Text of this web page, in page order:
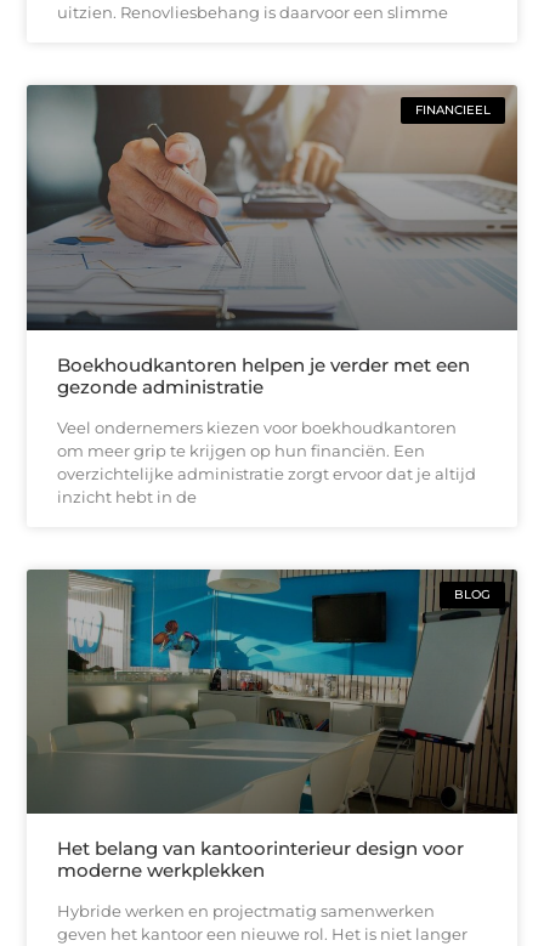
uitzien. Renovliesbehang is daarvoor een slimme
FINANCIEEL
Boekhoudkantoren helpen je verder met een
gezonde administratie
Veel ondernemers kiezen voor boekhoudkantoren
om meer grip te krijgen op hun financiën. Een
overzichtelijke administratie zorgt ervoor dat je altijd
inzicht hebt in de
BLOG
Het belang van kantoorinterieur design voor
moderne werkplekken
Hybride werken en projectmatig samenwerken
geven het kantoor een nieuwe rol. Het is niet langer